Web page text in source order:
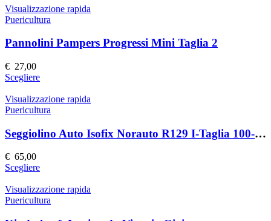
ha
più
Le
scelte
nella
pagina
del
prodotto
Visualizzazione rapida
Puericultura
Pannolini Pampers Progressi Mini Taglia 2
€ 27,00
ScegliereQuesto
ha
più
Le
opzioni
scelte
nella
pagina
del
prodotto
Visualizzazione rapida
Puericultura
Seggiolino Auto Isofix Norauto R129 I-Taglia 100-150 cm
€ 65,00
ScegliereQuesto
ha
più
Visualizzazione rapida
Puericultura